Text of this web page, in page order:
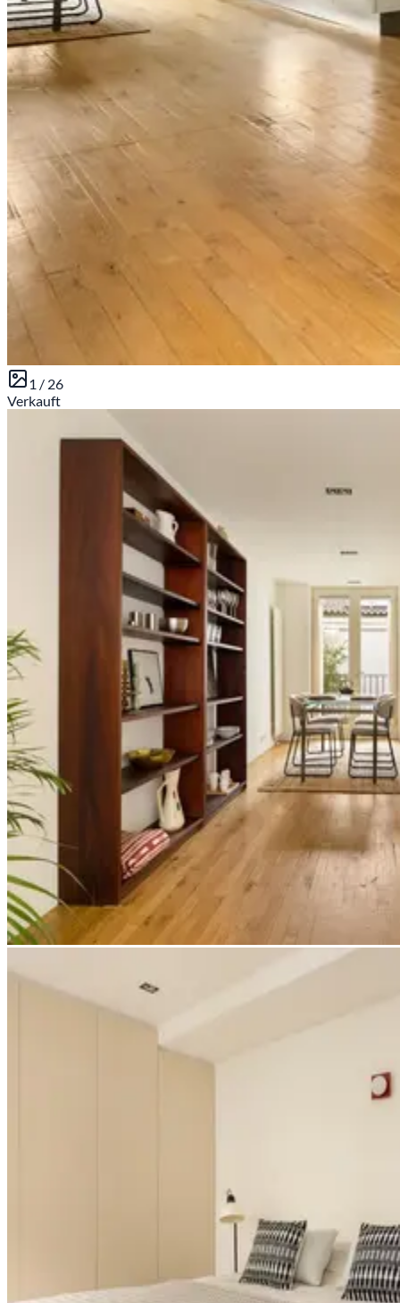
1 / 26
Verkauft